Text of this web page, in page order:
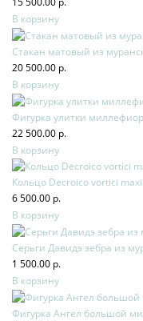
В корзину
Стакан матовый из
20 500.00 р.
В корзину
Фигурка улитки
22 500.00 р.
В корзину
Кольцо Decroico vortici
6 500.00 р.
В корзину
Серьги Давидэ зебра из
1 500.00 р.
В корзину
Фигурка Ангел большой